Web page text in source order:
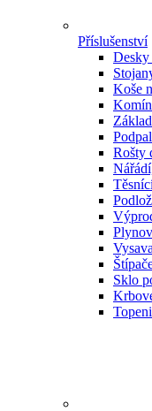
Příslušenství
Koše
Rošty
Sklo